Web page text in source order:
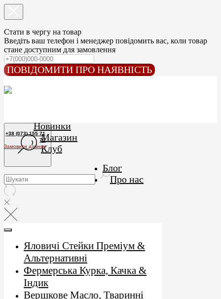
Стати в чергу на товар
Введіть ваш телефон і менеджер повідомить вас, коли товар
стане доступним для замовлення
ПОВІДОМИТИ ПРО НАЯВНІСТЬ
Новинки
Магазин
Клуб
Блог
Про нас
+38 (073) 155 71
70
Замовити дзвінок
Яловичі Стейки Преміум &
Альтернативні
Фермерська Курка, Качка &
Індик
Вершкове Масло, Тваринні